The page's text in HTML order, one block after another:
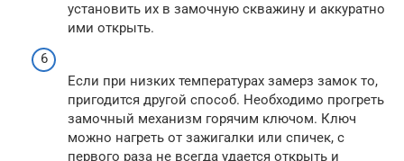
установить их в замочную скважину и аккуратно
ими открыть.
Если при низких температурах замерз замок то,
пригодится другой способ. Необходимо прогреть
замочный механизм горячим ключом. Ключ
можно нагреть от зажигалки или спичек, с
первого раза не всегда удается открыть и